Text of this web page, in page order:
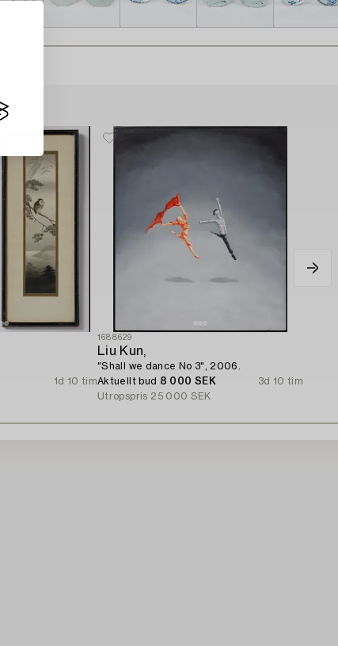
1d 10 tim
1688629
Liu Kun,
"Shall we dance No 3", 2006.
Aktuellt bud 8 000 SEK
3d 10 tim
Utropspris 25 000 SEK